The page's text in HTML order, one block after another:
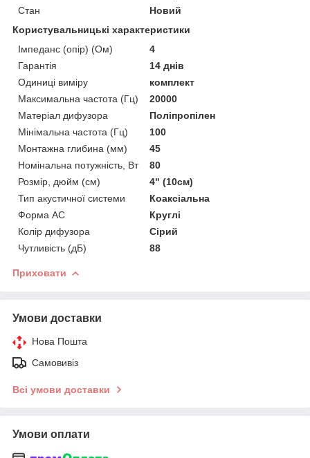
Стан
Новий
Користувальницькі характеристики
Імпеданс (опір) (Ом)
4
Гарантія
14 днів
Одиниці виміру
комплект
Максимальна частота (Гц)
20000
Матеріал дифузора
Поліпропілен
Мінімальна частота (Гц)
100
Монтажна глибина (мм)
45
Номінальна потужність, Вт
80
Розмір, дюйм (см)
4" (10см)
Тип акустичної системи
Коаксіальна
Форма АС
Круглі
Колір дифузора
Сірий
Чутливість (дБ)
88
Приховати
Умови доставки
Нова Пошта
Самовивіз
Всі умови доставки
Умови оплати